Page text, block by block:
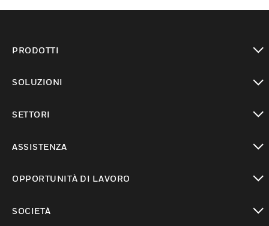
PRODOTTI
SOLUZIONI
SETTORI
ASSISTENZA
OPPORTUNITÀ DI LAVORO
SOCIETÀ